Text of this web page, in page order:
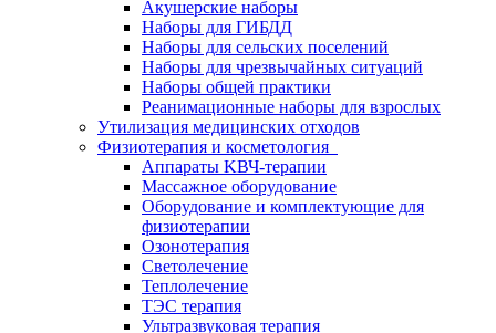
Акушерские наборы
Наборы для ГИБДД
Наборы для сельских поселений
Наборы для чрезвычайных ситуаций
Наборы общей практики
Реанимационные наборы для взрослых
Утилизация медицинских отходов
Физиотерапия и косметология
Аппараты KВЧ-терапии
Массажное оборудование
Оборудование и комплектующие для
физиотерапии
Озонотерапия
Светолечение
Теплолечение
ТЭС терапия
Ультразвуковая терапия